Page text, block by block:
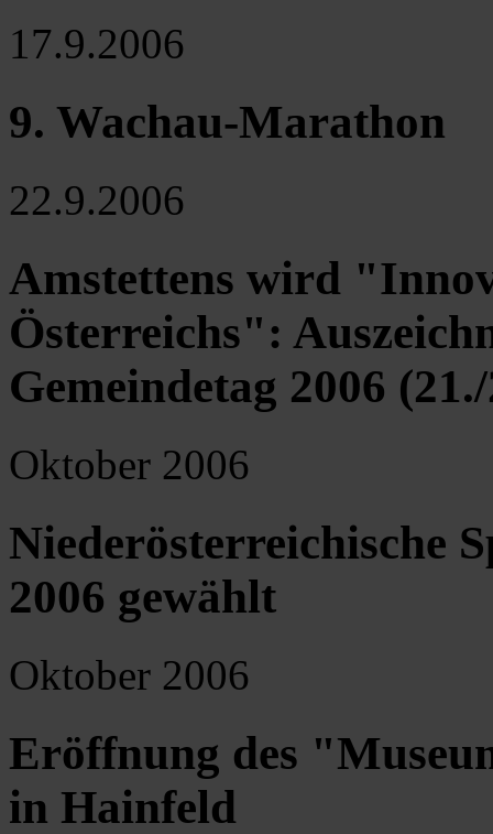
17.9.2006
9. Wachau-Marathon
22.9.2006
Amstettens wird
Österreichs":
Gemeindetag 2006
Oktober 2006
Niederösterreichische
2006 gewählt
Oktober 2006
Eröffnung des
in Hainfeld